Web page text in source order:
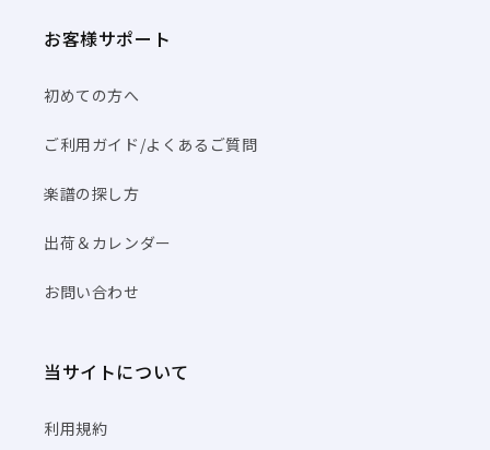
お客様サポート
初めての方へ
ご利用ガイド/よくあるご質問
楽譜の探し方
出荷＆カレンダー
お問い合わせ
当サイトについて
利用規約